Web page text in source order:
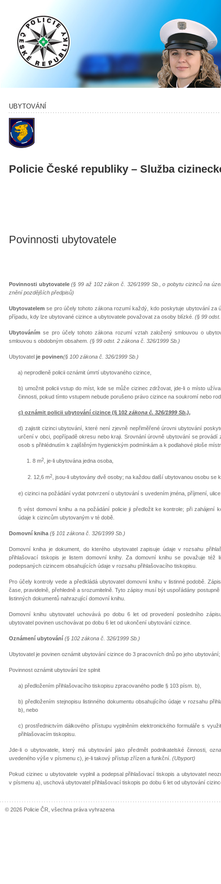
UBYTOVÁNÍ
Policie České republiky – Služba
Povinnosti ubytovatele
Povinnosti ubytovatele(§ 99 až 102 zákon č. 326/1999 Sb., o pobytu cizinců na
znění pozdějších předpisů)
Ubytovatelem se pro účely tohoto zákona rozumí každý, kdo poskytuje ubytování za
případu, kdy lze ubytované cizince a ubytovatele považovat za osoby blízké. (§ 99
Ubytováním se pro účely tohoto zákona rozumí vztah založený smlouvou o
smlouvou s obdobným obsahem. (§ 99 odst. 2 zákona č. 326/1999 Sb.)
Ubytovatel je povinen(§ 100 zákona č. 326/1999 Sb.)
a) neprodleně policii oznámit úmrtí ubytovaného cizince,
b) umožnit policii vstup do míst, kde se může cizinec zdržovat, jde-li o místo
činnosti, pokud tímto vstupem nebude porušeno právo cizince na soukromí nebo
c) oznámit policii ubytování cizince (§ 102 zákona č. 326/1999 Sb.),
d) zajistit cizinci ubytování, které není zjevně nepřiměřené úrovni ubytování
určení v obci, popřípadě okresu nebo kraji. Srovnání úrovně ubytování se provádí
osob s přihlédnutím k zajištěným hygienickým podmínkám a k podlahové ploše
1. 8 m2 , je-li ubytována jedna osoba,
2. 12,6 m2, jsou-li ubytovány dvě osoby; na každou další ubytovanou osobu se
e) cizinci na požádání vydat potvrzení o ubytování s uvedením jména, příjmení,
f) vést domovní knihu a na požádání policie ji předložit ke kontrole; při zahájení
údaje k cizincům ubytovaným v té době.
Domovní kniha (§ 101 zákona č. 326/1999 Sb.)
Domovní kniha je dokument, do kterého ubytovatel zapisuje údaje v rozsahu
přihlašovací tiskopis je listem domovní knihy. Za domovní knihu se považuje též
podepsaných cizincem obsahujících údaje v rozsahu přihlašovacího tiskopisu.
Pro účely kontroly vede a předkládá ubytovatel domovní knihu v listinné podobě.
čase, pravidelně, přehledně a srozumitelně. Tyto zápisy musí být uspořádány
listinných dokumentů nahrazující domovní knihu.
Domovní knihu ubytovatel uchovává po dobu 6 let od provedení posledního
ubytovatel povinen uschovávat po dobu 6 let od ukončení ubytování cizince.
Oznámení ubytování (§ 102 zákona č. 326/1999 Sb.)
Ubytovatel je povinen oznámit ubytování cizince do 3 pracovních dnů po jeho
Povinnost oznámit ubytování lze splnit
a) předložením přihlašovacího tiskopisu zpracovaného podle § 103 písm. b),
b) předložením stejnopisu listinného dokumentu obsahujícího údaje v rozsahu
b), nebo
c) prostřednictvím dálkového přístupu vyplněním elektronického formuláře s
přihlašovacím tiskopisu.
Jde-li o ubytovatele, který má ubytování jako předmět podnikatelské činnosti,
uvedeného výše v písmenu c) je-li takový přístup zřízen a funkční. (Ubyport)
Pokud cizinec u ubytovatele vyplnil a podepsal přihlašovací tiskopis a ubytovatel
v písmenu a), uschová ubytovatel přihlašovací tiskopis po dobu 6 let od ubytování
© 2026 Policie ČR, všechna práva vyhrazena